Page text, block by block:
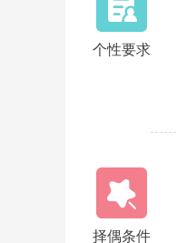
个性要求
择偶条件